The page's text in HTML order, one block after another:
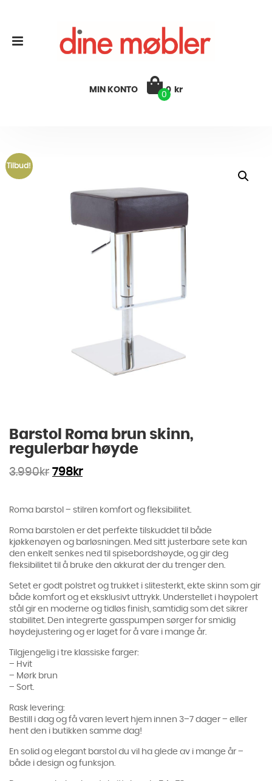
MIN KONTO
0
0 kr
Tilbud!
Barstol Roma brun skinn,
regulerbar høyde
3.990kr 798 kr
Roma barstol – stilren komfort og fleksibilitet.
Roma barstolen er det perfekte tilskuddet til både
kjøkkenøyen og barløsningen. Med sitt justerbare sete kan
den enkelt senkes ned til spisebordshøyde, og gir deg
fleksibilitet til å bruke den akkurat der du trenger den.
Setet er godt polstret og trukket i slitesterkt, ekte skinn som gir
både komfort og et eksklusivt uttrykk. Understellet i høypolert
stål gir en moderne og tidløs finish, samtidig som det sikrer
stabilitet. Den integrerte gasspumpen sørger for smidig
høydejustering og er laget for å vare i mange år.
Tilgjengelig i tre klassiske farger:
– Hvit
– Mørk brun
– Sort.
Rask levering:
Bestill i dag og få varen levert hjem innen 3–7 dager – eller
hent den i butikken samme dag!
En solid og elegant barstol du vil ha glede av i mange år –
både i design og funksjon.